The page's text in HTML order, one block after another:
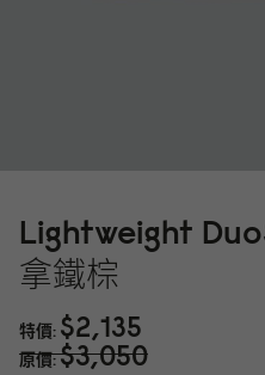
Lightweight
拿鐵棕
特價 $2,135
原價 $3,050